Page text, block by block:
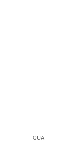
QUA